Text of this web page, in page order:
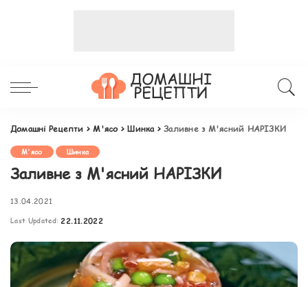
Домашні Рецепти >М'ясо>Шинка>Заливне з М'ясний НАРІЗКИ
М'ясо Шинка
Заливне з М'ясний НАРІЗКИ
13.04.2021
Last Updated: 22.11.2022